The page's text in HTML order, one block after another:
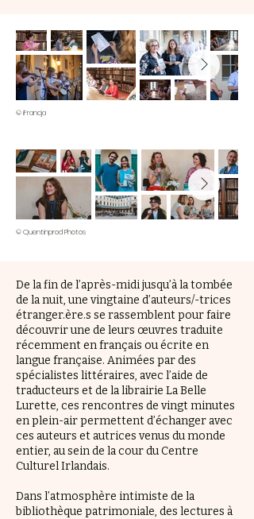
© iFrancja
© Quentinprod Photos
De la fin de l’après-midi jusqu’à la tombée
de la nuit, une vingtaine d’auteurs/-trices
étranger.ère.s se rassemblent pour faire
découvrir une de leurs œuvres traduite
récemment en français ou écrite en
langue française. Animées par des
spécialistes littéraires, avec l’aide de
traducteurs et de la librairie La Belle
Lurette, ces rencontres de vingt minutes
en plein-air permettent d’échanger avec
ces auteurs et autrices venus du monde
entier, au sein de la cour du Centre
Culturel Irlandais.
Dans l’atmosphère intimiste de la
bibliothèque patrimoniale, des lectures à